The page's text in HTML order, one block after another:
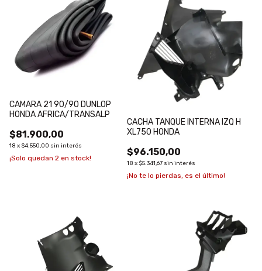
CAMARA 21 90/90 DUNLOP
HONDA AFRICA/TRANSALP
$81.900,00
18 x $4.550,00 sin interés
¡Solo quedan 2 en stock!
CACHA TANQUE INTERNA IZQ H
XL750 HONDA
$96.150,00
18 x $5.341,67 sin interés
¡No te lo pierdas, es el último!